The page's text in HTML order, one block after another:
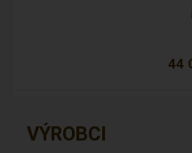
44
VÝROBCI